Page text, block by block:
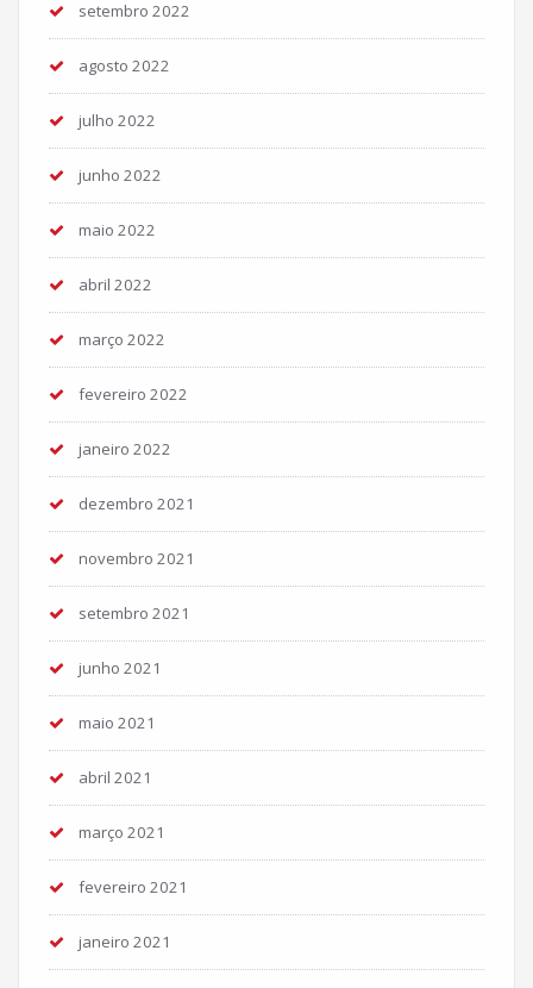
setembro 2022
agosto 2022
julho 2022
junho 2022
maio 2022
abril 2022
março 2022
fevereiro 2022
janeiro 2022
dezembro 2021
novembro 2021
setembro 2021
junho 2021
maio 2021
abril 2021
março 2021
fevereiro 2021
janeiro 2021